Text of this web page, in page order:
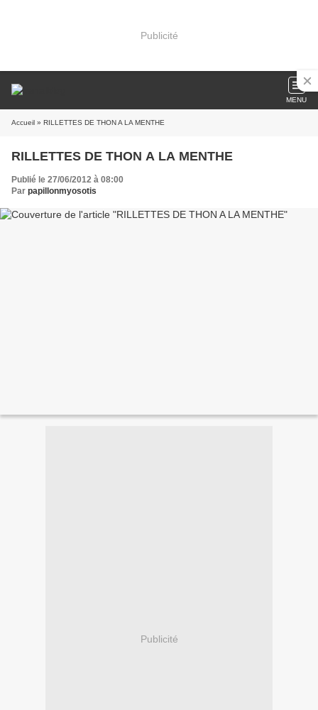
Publicité
MENU
Accueil » RILLETTES DE THON A LA MENTHE
RILLETTES DE THON A LA MENTHE
Publié le 27/06/2012 à 08:00
Par papillonmyosotis
Publicité